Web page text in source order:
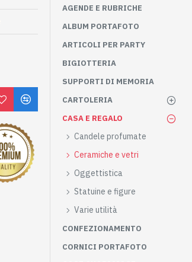
AGENDE E RUBRICHE
ALBUM PORTAFOTO
ARTICOLI PER PARTY
BIGIOTTERIA
SUPPORTI DI MEMORIA
CARTOLERIA
CASA E REGALO
Candele profumate
Ceramiche e vetri
Oggettistica
Statuine e figure
Varie utilità
CONFEZIONAMENTO
CORNICI PORTAFOTO